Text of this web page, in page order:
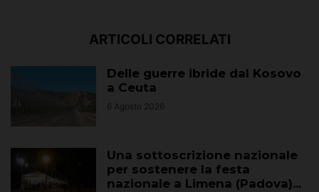
ARTICOLI CORRELATI
Delle guerre ibride dal Kosovo
a Ceuta
6 Agosto 2026
Una sottoscrizione nazionale
per sostenere la festa
nazionale a Limena (Padova)...